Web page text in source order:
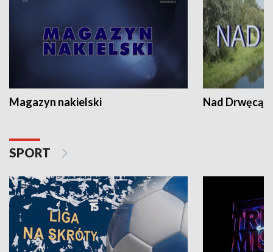
Magazyn nakielski Nad Drwęcą
SPORT